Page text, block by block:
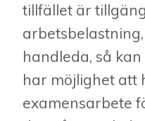
tillfället är
handleda, så
har möjlighet att
examensarbete